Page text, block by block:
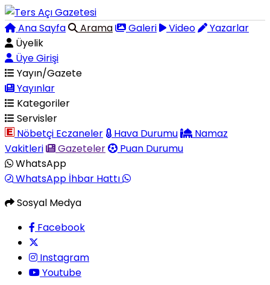
Ana Sayfa Arama Galeri Video
Yazarlar
Üyelik
Üye Girişi
Yayın/Gazete
Yayınlar
Kategoriler
Servisler
Nöbetçi Eczaneler
Hava Durumu
Namaz
Vakitleri
Gazeteler
Puan Durumu
WhatsApp
WhatsApp İhbar Hattı
Sosyal Medya
Facebook
Instagram
Youtube